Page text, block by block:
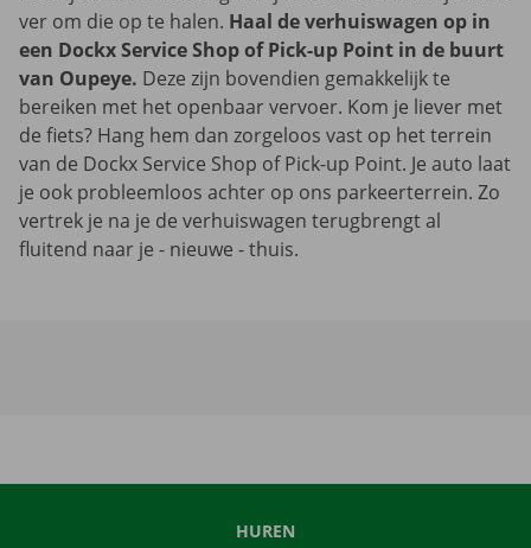
ver om die op te halen. Haal de verhuiswagen op in
een Dockx Service Shop of Pick-up Point in de buurt
van Oupeye. Deze zijn bovendien gemakkelijk te
bereiken met het openbaar vervoer. Kom je liever met
de fiets? Hang hem dan zorgeloos vast op het terrein
van de Dockx Service Shop of Pick-up Point. Je auto laat
je ook probleemloos achter op ons parkeerterrein. Zo
vertrek je na je de verhuiswagen terugbrengt al
fluitend naar je - nieuwe - thuis.
HUREN